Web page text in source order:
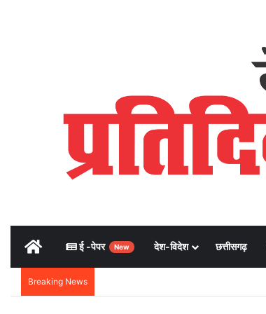
Home ई -पेपर New देश-विदेश छत्तीसगढ़
Breaking News